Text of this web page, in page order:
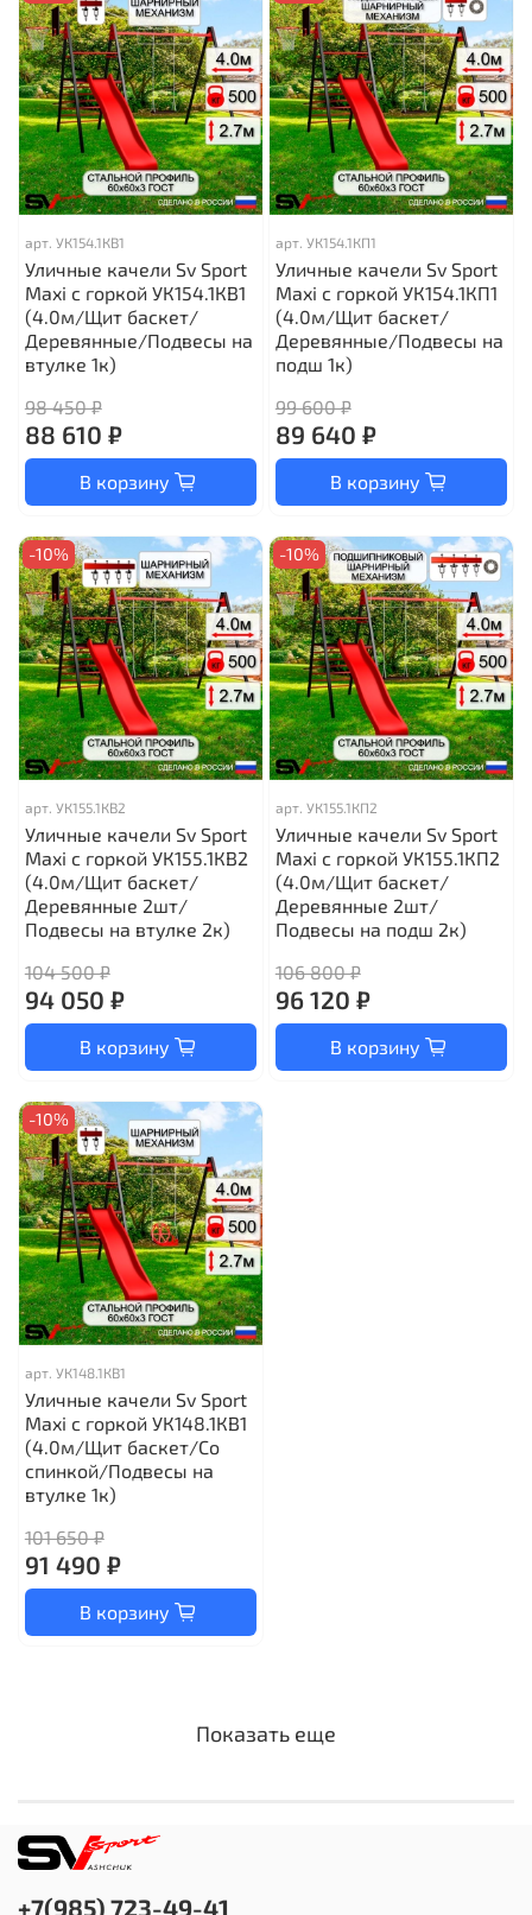
арт. УК154.1КВ1
Уличные качели Sv Sport
Maxi с горкой УК154.1КВ1
(4.0м/Щит баскет/
Деревянные/Подвесы на
втулке 1к)
98 450 ₽
88 610 ₽
В корзину
арт. УК154.1КП1
Уличные качели Sv Sport
Maxi с горкой УК154.1КП1
(4.0м/Щит баскет/
Деревянные/Подвесы на
подш 1к)
99 600 ₽
89 640 ₽
В корзину
-10%
арт. УК155.1КВ2
Уличные качели Sv Sport
Maxi с горкой УК155.1КВ2
(4.0м/Щит баскет/
Деревянные 2шт/
Подвесы на втулке 2к)
104 500 ₽
94 050 ₽
В корзину
-10%
арт. УК155.1КП2
Уличные качели Sv Sport
Maxi с горкой УК155.1КП2
(4.0м/Щит баскет/
Деревянные 2шт/
Подвесы на подш 2к)
106 800 ₽
96 120 ₽
В корзину
-10%
арт. УК148.1КВ1
Уличные качели Sv Sport
Maxi с горкой УК148.1КВ1
(4.0м/Щит баскет/Со
спинкой/Подвесы на
втулке 1к)
101 650 ₽
91 490 ₽
В корзину
Показать еще
+7(985) 723-49-41